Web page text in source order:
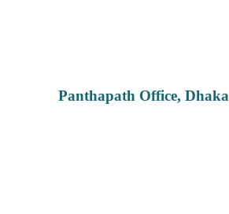
Panthapath Office, Dhaka